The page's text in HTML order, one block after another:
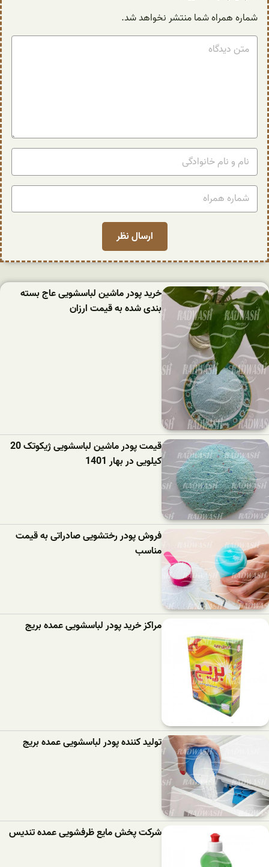
شماره همراه شما منتشر نخواهد شد.
خرید پودر ماشین لباسشویی عاج بسته
بندی شده به قیمت ارزان
قیمت پودر ماشین لباسشویی ژیکوتک 20
کیلویی در بهار 1401
فروش پودر رختشویی صادراتی به قیمت
مناسب
مراکز خرید پودر لباسشویی عمده بریج
تولید کننده پودر لباسشویی عمده بریج
شرکت پخش مایع ظرفشویی عمده تندیس